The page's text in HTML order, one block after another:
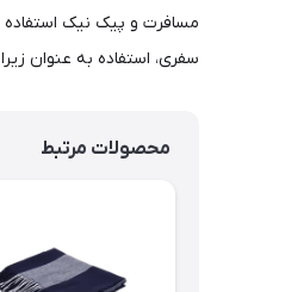
مسافرت و پیک نیک استفاده
سفری، استفاده به عنوان
محصولات مرتبط